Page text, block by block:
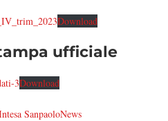
Download
ufficiale
3Download
SanpaoloNews